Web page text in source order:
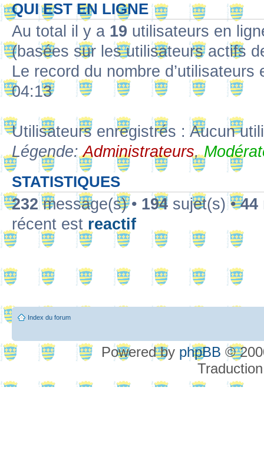
QUI EST EN LIGNE
Au total il y a 19 utilisateurs en
(basées sur les utilisateurs actifs
Le record du nombre
04:13
Utilisateurs enregistrés : Aucun
Légende:Administrateurs,
STATISTIQUES
232message(s) • 194 sujet(s) •44
récent est reactif
Index du forum
Powered by phpBB ©